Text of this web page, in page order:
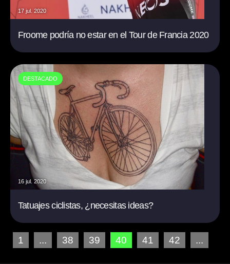
17 jul. 2020
Froome podría no estar en el Tour de Francia 2020
DESTACADO
16 jul. 2020
Tatuajes ciclistas, ¿necesitas ideas?
1 ... 38 39 40 41 42 ...